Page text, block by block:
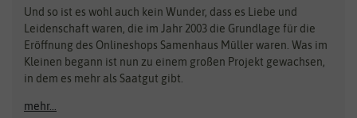
Zimmer & Kübelpflanzen
Kataloge
Schnäppchen
Anzucht & Gartenzubehör
Anzuchtschalen
BIOWOL
Blumicorn
Bûten Birds
Feldsaaten Freudenberger
Fertil
Flora Elite
Und so ist es wohl auch kein Wunder, dass es Liebe und
Leidenschaft waren, die im Jahr 2003 die Grundlage für die
Eröffnung des Onlineshops Samenhaus Müller waren. Was im
Kleinen begann ist nun zu einem großen Projekt gewachsen,
in dem es mehr als Saatgut gibt.
mehr...